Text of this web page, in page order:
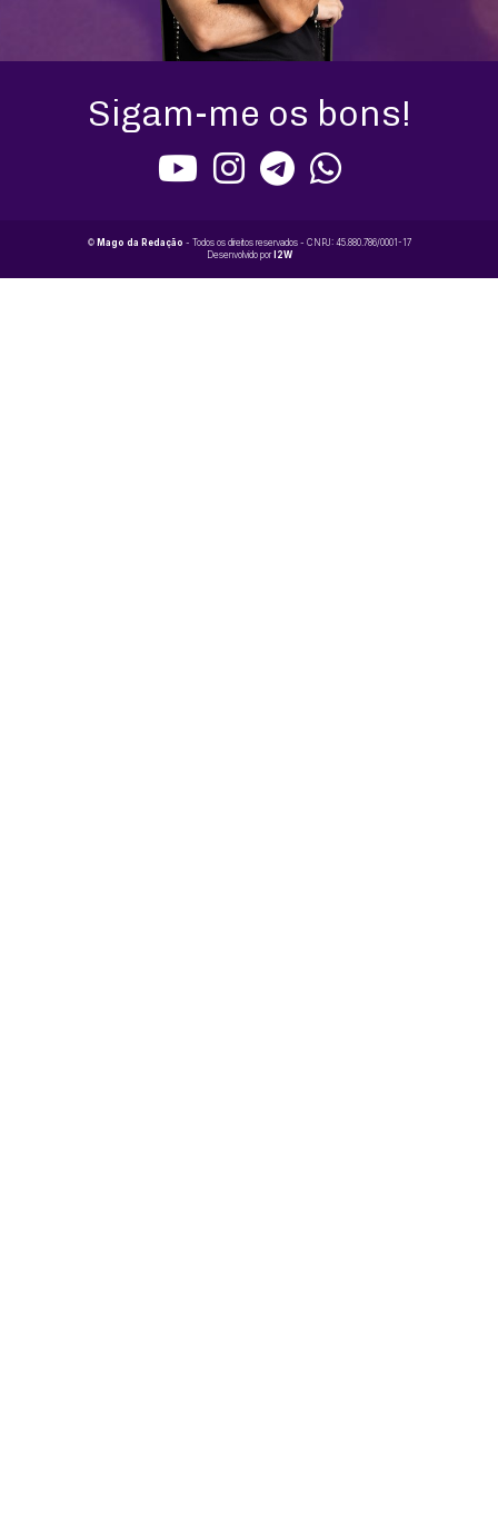
Sigam-me os bons!
© Mago da Redação - Todos os direitos reservados - CNPJ: 45.880.786/0001-17
Desenvolvido por I2W